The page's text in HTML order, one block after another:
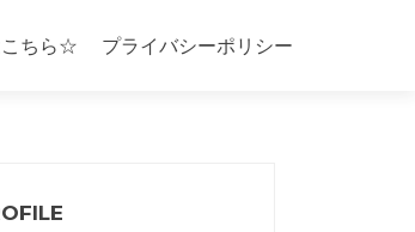
こちら☆ プライバシーポリシー